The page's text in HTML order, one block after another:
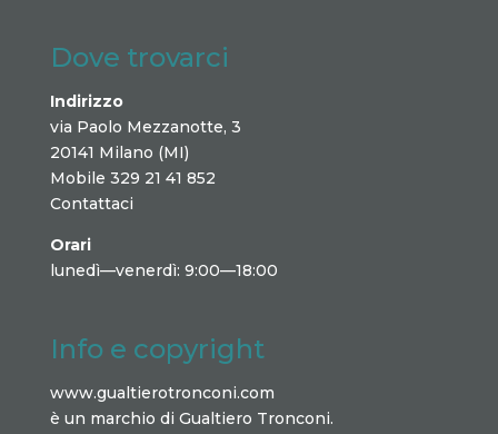
Dove trovarci
Indirizzo
via Paolo Mezzanotte, 3
20141 Milano (MI)
Mobile 329 21 41 852
Contattaci
Orari
lunedì—venerdì: 9:00—18:00
Info e copyright
www.gualtierotronconi.com
è un marchio di Gualtiero Tronconi.